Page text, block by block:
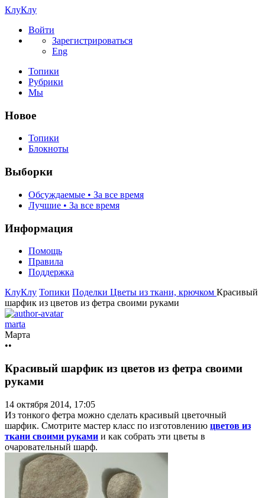
КлуКлу
Войти
Зарегистрироваться
Eng
Топики
Рубрики
Мы
Новое
Топики
Блокноты
Выборки
Обсуждаемые • За все время
Лучшие • За все время
Информация
Помощь
Правила
Поддержка
КлуКлу Топики Поделки Цветы из ткани, крючком Красивый
шарфик из цветов из фетра своими руками
marta
Марта
••
Красивый шарфик из цветов из фетра своими
руками
14 октября 2014, 17:05
Из тонкого фетра можно сделать красивый цветочный
шарфик. Смотрите мастер класс по изготовлению цветов из
ткани своими руками и как собрать эти цветы в
очаровательный шарф.